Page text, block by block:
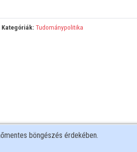
Kategóriák: Tudománypolitika
böngészés érdekében.